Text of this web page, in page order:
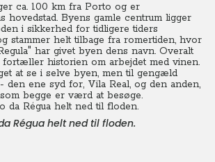
ca. 100 km fra Porto og er
hovedstad. Byens gamle centrum ligger
i sikkerhed for tidligere tiders
stammer helt tilbage fra romertiden, hvor
har givet byen dens navn. Overalt
fortæller historien om arbejdet med vinen.
at se i selve byen, men til gengæld
ene syd for, Vila Real, og den anden,
begge er værd at besøge.
Régua helt ned til floden.